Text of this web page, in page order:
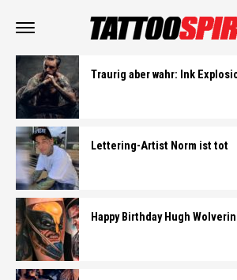
Traurig aber wahr: Ink
Lettering-Artist Norm ist tot
Happy Birthday Hugh